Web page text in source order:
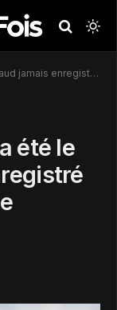
en Europe occidentale
été le